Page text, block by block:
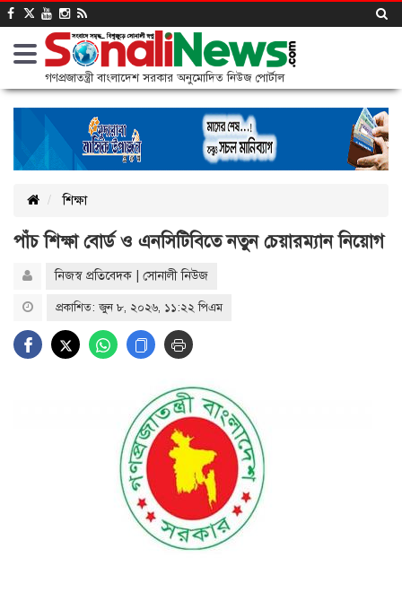
গণপ্রজাতন্ত্রী বাংলাদেশ সরকার অনুমোদিত নিউজ পোর্টাল
শিক্ষা
পাঁচ শিক্ষা বোর্ড ও এনসিটিবিতে নতুন চেয়ারম্যান নিয়োগ
নিজস্ব প্রতিবেদক | সোনালী নিউজ
প্রকাশিত: জুন ৮, ২০২৬, ১১:২২ পিএম